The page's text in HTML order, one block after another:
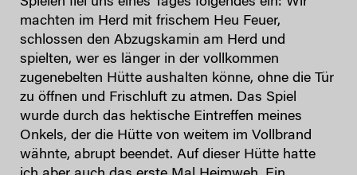
machten im Herd mit frischem Heu Feuer,
schlossen den Abzugskamin am Herd und
spielten, wer es länger in der vollkommen
zugenebelten Hütte aushalten könne, ohne die Tür
zu öffnen und Frischluft zu atmen. Das Spiel
wurde durch das hektische Eintreffen meines
Onkels, der die Hütte von weitem im Vollbrand
wähnte, abrupt beendet. Auf dieser Hütte hatte